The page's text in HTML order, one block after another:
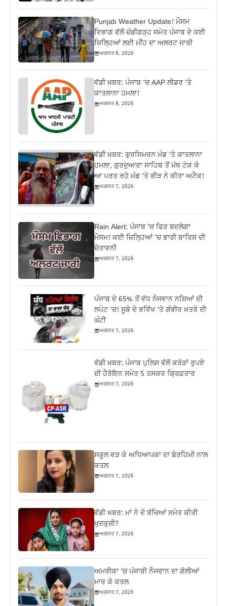
Punjab Weather Update! ਮੌਸਮ
ਵਿਭਾਗ ਵੱਲੋਂ ਚੰਡੀਗੜ੍ਹ ਸਮੇਤ ਪੰਜਾਬ ਦੇ ਕਈ
ਜ਼ਿਲ੍ਹਿਆਂ ਲਈ ਮੀਂਹ ਦਾ ਅਲਰਟ ਜਾਰੀ
ਅਗਸਤ 8, 2026
ਵੱਡੀ ਖ਼ਬਰ: ਪੰਜਾਬ ‘ਚ AAP ਲੀਡਰ ‘ਤੇ
ਕਾਤਲਾਨਾ ਹਮਲਾ!
ਅਗਸਤ 8, 2026
ਵੱਡੀ ਖ਼ਬਰ: ਗੁਰਸਿਮਰਨ ਮੰਡ ‘ਤੇ ਕਾਤਲਾਨਾ
ਹਮਲਾ, ਗੁਰਦੁਆਰਾ ਸਾਹਿਬ ਤੋਂ ਮੱਥ ਟੇਕ ਕੇ
ਆ ਪਰਤ ਰਹੇ ਮੰਡ ‘ਤੇ ਭੀੜ ਨੇ ਕੀਤਾ ਅਟੈਕ!
ਅਗਸਤ 7, 2026
Rain Alert: ਪੰਜਾਬ ‘ਚ ਫਿਰ ਬਦਲੇਗਾ
ਮੌਸਮ! ਕਈ ਜ਼ਿਲ੍ਹਿਆਂ ‘ਚ ਭਾਰੀ ਬਾਰਿਸ਼ ਦੀ
ਚੇਤਾਵਨੀ
ਅਗਸਤ 7, 2026
ਪੰਜਾਬ ਦੇ 65% ਤੋਂ ਵੱਧ ਨੌਜਵਾਨ ਨਸ਼ਿਆਂ ਦੀ
ਲਪੇਟ ‘ਚ! ਸੂਬੇ ਦੇ ਭਵਿੱਖ ‘ਤੇ ਗੰਭੀਰ ਖ਼ਤਰੇ ਦੀ
ਘੰਟੀ
ਅਗਸਤ 7, 2026
ਵੱਡੀ ਖ਼ਬਰ: ਪੰਜਾਬ ਪੁਲਿਸ ਵੱਲੋਂ ਕਰੋੜਾਂ ਰੁਪਏ
ਦੀ ਹੈਰੋਇਨ ਸਮੇਤ 5 ਤਸਕਰ ਗ੍ਰਿਫ਼ਤਾਰ
ਅਗਸਤ 7, 2026
ਸਕੂਲ ਵੜ ਕੇ ਅਧਿਆਪਕਾ ਦਾ ਬੇਰਹਿਮੀ ਨਾਲ
ਕਤਲ
ਅਗਸਤ 7, 2026
ਵੱਡੀ ਖ਼ਬਰ: ਮਾਂ ਨੇ ਦੋ ਬੱਚਿਆਂ ਸਮੇਤ ਕੀਤੀ
ਖੁਦਕੁਸ਼ੀ?
ਅਗਸਤ 7, 2026
ਅਮਰੀਕਾ ‘ਚ ਪੰਜਾਬੀ ਨੌਜਵਾਨ ਦਾ ਗੋਲੀਆਂ
ਮਾਰ ਕੇ ਕਤਲ
ਅਗਸਤ 7, 2026